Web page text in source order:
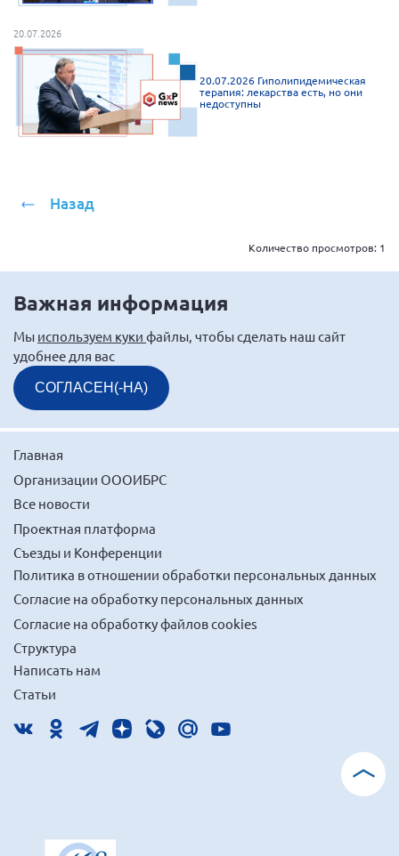
Архангельская область
Брянская область
Владимирская область
Волгоградская область
Кировская область
Краснодарский край
Красноярский край
Липецкая область
Ленинградская область
Мурманская область
Нижегородская область
Новгородская область
Новосибирская область
Оренбургская область
Пензенская область
Республика Башкортостан
Республика Бурятия
Республика Карелия
г. Санкт-Петербург
20.07.2026
20.07.2026 Гиполипидемическая
терапия: лекарства есть, но они
недоступны
Назад
Количество просмотров: 1
Важная информация
Мы используем куки файлы, чтобы сделать наш сайт
удобнее для вас
СОГЛАСЕН(-НА)
Главная
Организации ОООИБРС
Все новости
Проектная платформа
Съезды и Конференции
Политика в отношении обработки персональных данных
Согласие на обработку персональных данных
Согласие на обработку файлов cookies
Структура
Написать нам
Статьи